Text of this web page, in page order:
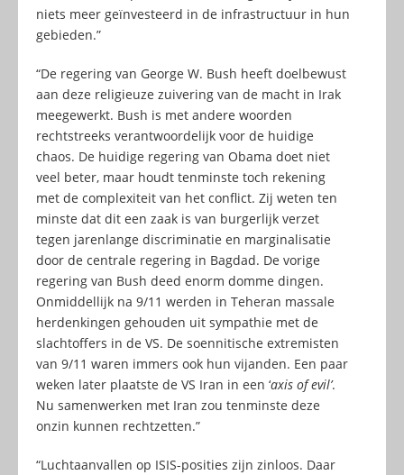
niets meer geïnvesteerd in de infrastructuur in hun
gebieden.”
“De regering van George W. Bush heeft doelbewust
aan deze religieuze zuivering van de macht in Irak
meegewerkt. Bush is met andere woorden
rechtstreeks verantwoordelijk voor de huidige
chaos. De huidige regering van Obama doet niet
veel beter, maar houdt tenminste toch rekening
met de complexiteit van het conflict. Zij weten ten
minste dat dit een zaak is van burgerlijk verzet
tegen jarenlange discriminatie en marginalisatie
door de centrale regering in Bagdad. De vorige
regering van Bush deed enorm domme dingen.
Onmiddellijk na 9/11 werden in Teheran massale
herdenkingen gehouden uit sympathie met de
slachtoffers in de VS. De soennitische extremisten
van 9/11 waren immers ook hun vijanden. Een paar
weken later plaatste de VS Iran in een ‘axis of evil’.
Nu samenwerken met Iran zou tenminste deze
onzin kunnen rechtzetten.”
“Luchtaanvallen op ISIS-posities zijn zinloos. Daar